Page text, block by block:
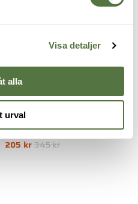
Visa detaljer
alla
urval
5.11 TACTICAL
Covert Insert Small Black
205 kr345 kr